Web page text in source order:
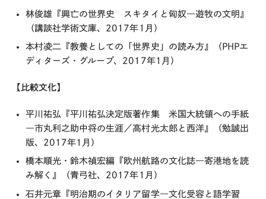
林俊雄『興亡の世界史 スキタイと匈奴―遊牧の文明』
（講談社学術文庫、2017年1月）
本村凌二『教養としての「世界史」の読み方』（PHPエ
ディターズ・グループ、2017年1月）
【比較文化】
平川祐弘『平川祐弘決定版著作集 米国大統領への手紙
―市丸利之助中将の生涯／高村光太郎と西洋』（勉誠出
版、2017年1月）
橋本順光・鈴木禎宏編『欧州航路の文化誌―寄港地を読
み解く』（青弓社、2017年1月）
石井元章『明治期のイタリア留学―文化受容と語学習